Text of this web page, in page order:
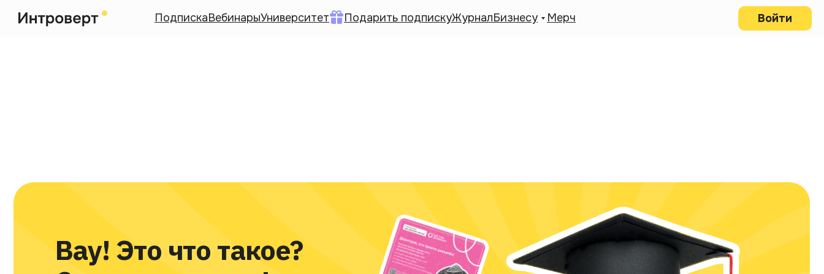
ПодпискаВебинарыУниверситет Подарить подпискуЖурналБизнесу Мерч Войти
Сюрприз мечты!